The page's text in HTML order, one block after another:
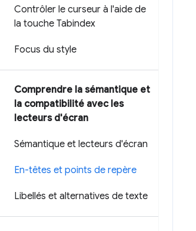
Contrôler le curseur à l'aide de
la touche Tabindex
Focus du style
Comprendre la sémantique et
la compatibilité avec les
lecteurs d'écran
Sémantique et lecteurs d'écran
En-têtes et points de repère
Libellés et alternatives de texte